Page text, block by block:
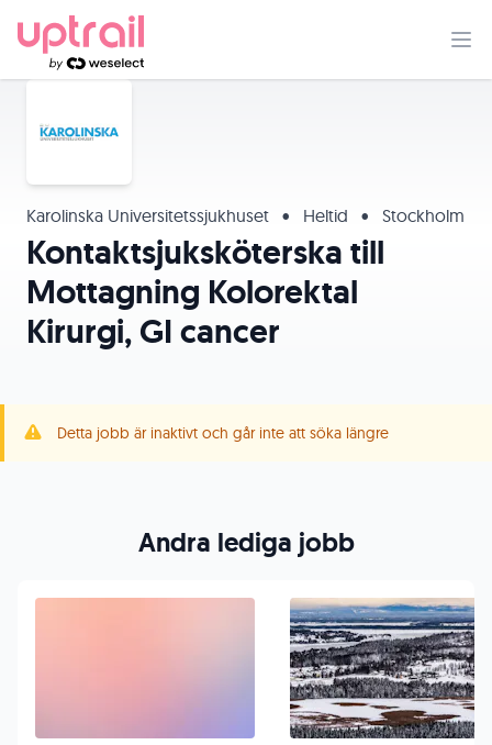
Karolinska Universitetssjukhuset • Heltid • Stockholm
Kontaktsjuksköterska till
Mottagning Kolorektal
Kirurgi, GI cancer
Detta jobb är inaktivt och går inte att söka längre
Andra lediga jobb